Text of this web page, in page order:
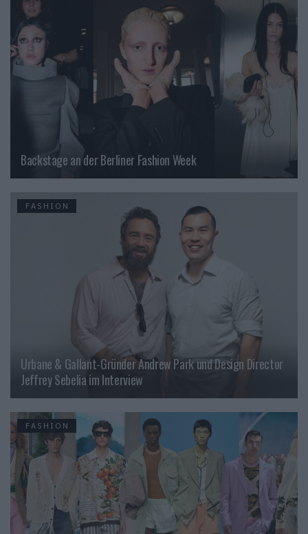
Backstage an der Berliner Fashion Week
FASHION
Urbane & Gallant-Gründer Andrew Park und Design Director
Jeffrey Sebelia im Interview
FASHION